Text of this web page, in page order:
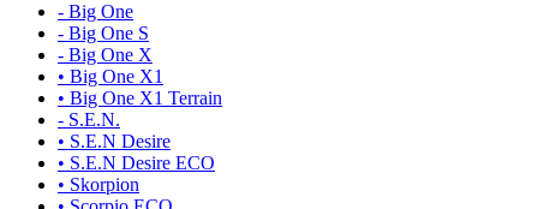
- Big One
- Big One S
- Big One X
• Big One X1
• Big One X1 Terrain
- S.E.N.
• S.E.N Desire
• S.E.N Desire ECO
• Skorpion